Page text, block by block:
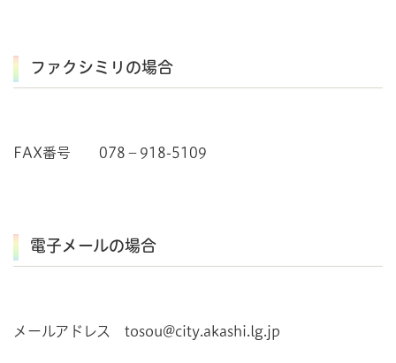
ファクシミリの場合
FAX番号 078－918-5109
電子メールの場合
メールアドレス tosou@city.akashi.lg.jp